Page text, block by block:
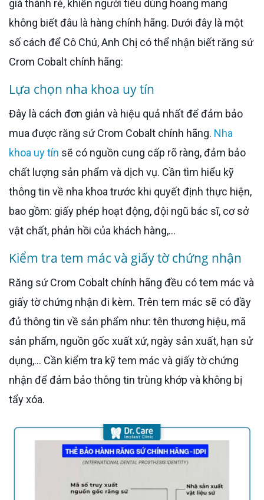
giá thành rẻ, khiến người tiêu dùng hoang mang
không biết đâu là hàng chính hãng. Dưới đây là một
số cách để Cô Chú, Anh Chị có thể nhận biết răng sứ
Crom Cobalt chính hãng:
Lựa chọn nha khoa uy tín
Đây là cách đơn giản và hiệu quả nhất để đảm bảo
mua được răng sứ Crom Cobalt chính hãng. Nha
khoa uy tín sẽ có nguồn cung cấp rõ ràng, đảm bảo
chất lượng sản phẩm và dịch vụ. Cần tìm hiểu kỹ
thông tin về nha khoa trước khi quyết định thực hiện,
bao gồm: giấy phép hoạt động, đội ngũ bác sĩ, cơ sở
vật chất, phản hồi của khách hàng,...
Kiểm tra tem mác và giấy tờ chứng nhận
Răng sứ Crom Cobalt chính hãng đều có tem mác và
giấy tờ chứng nhận đi kèm. Trên tem mác sẽ có đầy
đủ thông tin về sản phẩm như: tên thương hiệu, mã
sản phẩm, nguồn gốc xuất xứ, ngày sản xuất, hạn sử
dụng,... Cần kiểm tra kỹ tem mác và giấy tờ chứng
nhận để đảm bảo thông tin trùng khớp và không bị
tẩy xóa.